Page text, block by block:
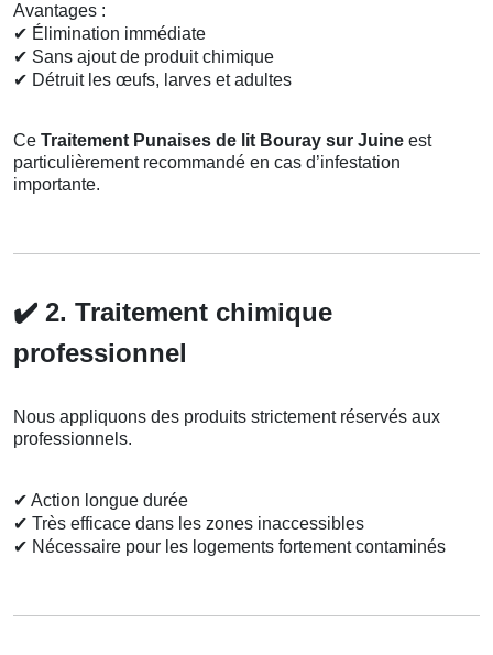
Avantages :
✔ Élimination immédiate
✔ Sans ajout de produit chimique
✔ Détruit les œufs, larves et adultes
Ce Traitement Punaises de lit Bouray sur Juine est
particulièrement recommandé en cas d’infestation
importante.
✔️ 2. Traitement chimique
professionnel
Nous appliquons des produits strictement réservés aux
professionnels.
✔ Action longue durée
✔ Très efficace dans les zones inaccessibles
✔ Nécessaire pour les logements fortement contaminés